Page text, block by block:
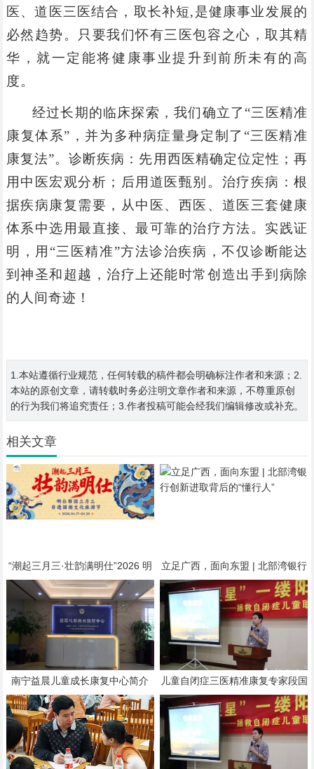
医、道医三医结合，取长补短,是健康事业发展的
必然趋势。只要我们怀有三医包容之心，取其精
华，就一定能将健康事业提升到前所未有的高
度。
经过长期的临床探索，我们确立了“三医精准
康复体系”，并为多种病症量身定制了“三医精准
康复法”。诊断疾病：先用西医精确定位定性；再
用中医宏观分析；后用道医甄别。治疗疾病：根
据疾病康复需要，从中医、西医、道医三套健康
体系中选用最直接、最可靠的治疗方法。实践证
明，用“三医精准”方法诊治疾病，不仅诊断能达
到神圣和超越，治疗上还能时常创造出手到病除
的人间奇迹！
1.本站遵循行业规范，任何转载的稿件都会明确标注作者和来源；2.
本站的原创文章，请转载时务必注明文章作者和来源，不尊重原创
的行为我们将追究责任；3.作者投稿可能会经我们编辑修改或补充。
相关文章
“潮起三月三·壮韵满明仕”2026 明
仕田园三月三非遗国潮文化旅游节
隆重举行
立足广西，面向东盟 | 北部湾银行
创新进取背后的“懂行人”
南宁益晨儿童成长康复中心简介
儿童自闭症三医精准康复专家段国
广